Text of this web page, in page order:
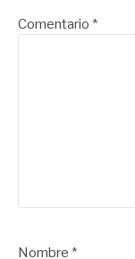
Comentario *
Nombre *